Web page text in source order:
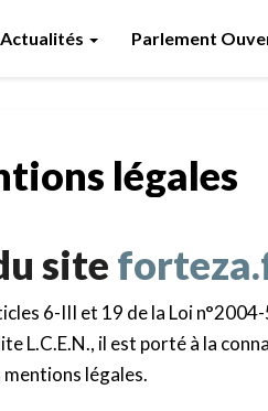
Actualités Parlement
légales
légales
site
6-III et 19 de la Loi
L.C.E.N., il est porté à la
légales.